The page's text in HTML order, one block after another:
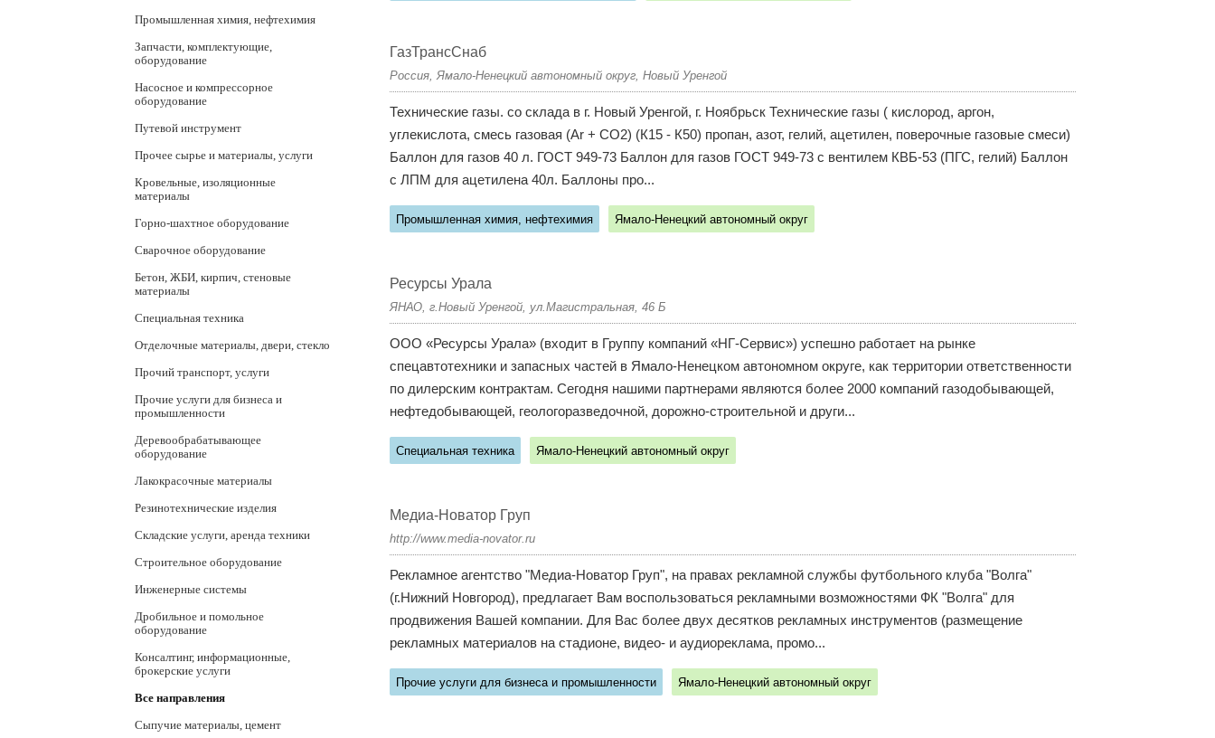
Промышленная химия, нефтехимия
Запчасти, комплектующие,
оборудование
Насосное и компрессорное
оборудование
Путевой инструмент
Прочее сырье и материалы, услуги
Кровельные, изоляционные
материалы
Горно-шахтное оборудование
Сварочное оборудование
Бетон, ЖБИ, кирпич, стеновые
материалы
Специальная техника
Отделочные материалы, двери, стекло
Прочий транспорт, услуги
Прочие услуги для бизнеса и
промышленности
Деревообрабатывающее
оборудование
Лакокрасочные материалы
Резинотехнические изделия
Складские услуги, аренда техники
Строительное оборудование
Инженерные системы
Дробильное и помольное
оборудование
Консалтинг, информационные,
брокерские услуги
Все направления
Сыпучие материалы, цемент
ГазТрансСнаб
Россия, Ямало-Ненецкий автономный округ, Новый Уренгой
Технические газы. со склада в г. Новый Уренгой, г. Ноябрьск Технические газы ( кислород, аргон,
углекислота, смесь газовая (Ar + CO2) (К15 - К50) пропан, азот, гелий, ацетилен, поверочные газовые смеси)
Баллон для газов 40 л. ГОСТ 949-73 Баллон для газов ГОСТ 949-73 с вентилем КВБ-53 (ПГС, гелий) Баллон
с ЛПМ для ацетилена 40л. Баллоны про...
Промышленная химия, нефтехимия Ямало-Ненецкий автономный округ
Ресурсы Урала
ЯНАО, г.Новый Уренгой, ул.Магистральная, 46 Б
ООО «Ресурсы Урала» (входит в Группу компаний «НГ-Сервис») успешно работает на рынке
спецавтотехники и запасных частей в Ямало-Ненецком автономном округе, как территории ответственности
по дилерским контрактам. Сегодня нашими партнерами являются более 2000 компаний газодобывающей,
нефтедобывающей, геологоразведочной, дорожно-строительной и други...
Специальная техника Ямало-Ненецкий автономный округ
Медиа-Новатор Груп
http://www.media-novator.ru
Рекламное агентство "Медиа-Новатор Груп", на правах рекламной службы футбольного клуба "Волга"
(г.Нижний Новгород), предлагает Вам воспользоваться рекламными возможностями ФК "Волга" для
продвижения Вашей компании. Для Вас более двух десятков рекламных инструментов (размещение
рекламных материалов на стадионе, видео- и аудиореклама, промо...
Прочие услуги для бизнеса и промышленности Ямало-Ненецкий автономный округ